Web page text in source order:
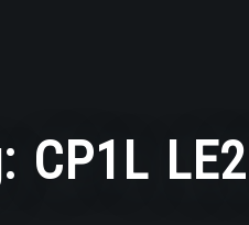
CP1L